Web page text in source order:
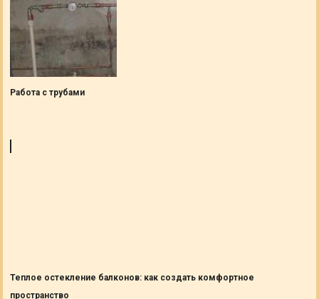
Работа с трубами
Теплое остекление балконов: как создать комфортное
пространство